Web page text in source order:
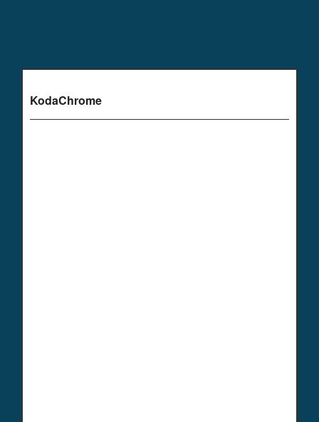
KodaChrome